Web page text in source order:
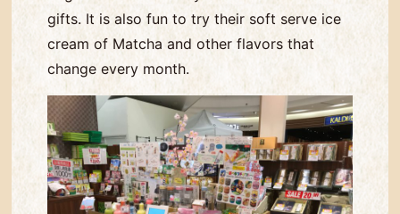
gifts. It is also fun to try their soft serve ice
cream of Matcha and other flavors that
change every month.